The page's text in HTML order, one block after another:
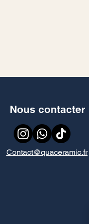
Nous contacter
Contact@quaceramic.fr